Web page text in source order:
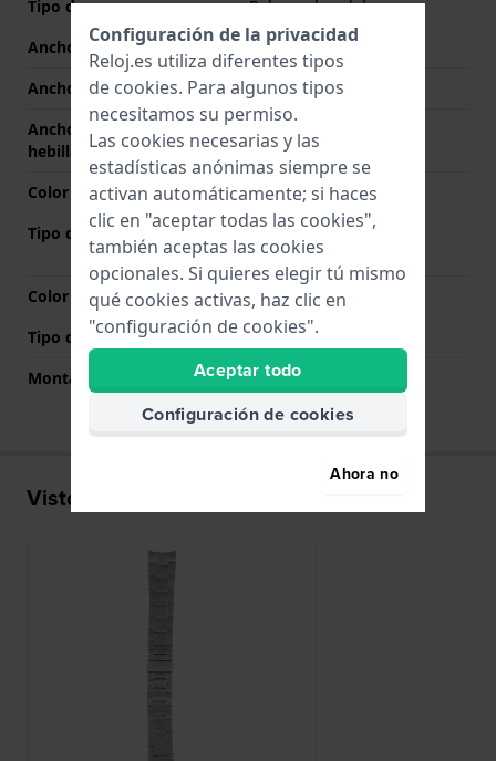
Tipo de correa
Pulsera de eslabones
Ancho de correa
21 mm
Ancho de las asas
21 mm
Ancho de correa en la
hebilla
Color de correa
Plateado
Tipo de cierre
Cierre desplegable con
seguridad
Color del cierre
Plateado
Tipo de montaje
Pasadores de resorte
Montaje Recto
No
Visto recientemente
Configuración de la privacidad
Reloj.es utiliza diferentes tipos
de cookies. Para algunos tipos
necesitamos su permiso.
Las cookies necesarias y las
estadísticas anónimas siempre se
activan automáticamente; si haces
clic en "aceptar todas las cookies",
también aceptas las cookies
opcionales. Si quieres elegir tú mismo
qué cookies activas, haz clic en
"configuración de cookies".
Aceptar todo
Configuración de cookies
Ahora no